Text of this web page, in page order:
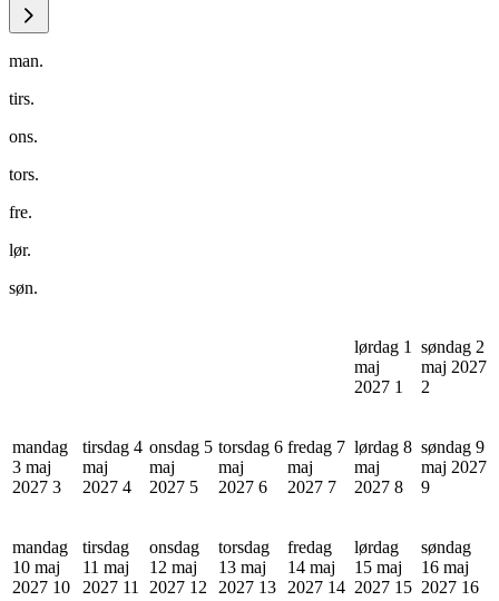
man.
tirs.
ons.
tors.
fre.
lør.
søn.
lørdag 1
maj
2027 1
søndag 2
maj 2027
2
mandag
3 maj
2027 3
tirsdag 4
maj
2027 4
onsdag 5
maj
2027 5
torsdag 6
maj
2027 6
fredag 7
maj
2027 7
lørdag 8
maj
2027 8
søndag 9
maj 2027
9
mandag
10 maj
2027 10
tirsdag
11 maj
2027 11
onsdag
12 maj
2027 12
torsdag
13 maj
2027 13
fredag
14 maj
2027 14
lørdag
15 maj
2027 15
søndag
16 maj
2027 16